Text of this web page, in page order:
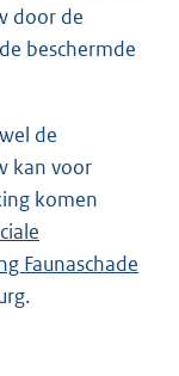
door de
beschermde
de
kan voor
komen
Faunaschade